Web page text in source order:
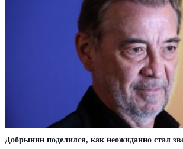
Добрынин поделился, как неожиданно стал